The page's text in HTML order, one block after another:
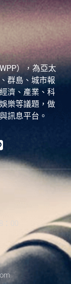
），為亞太
群島、城市報
濟、產業、科
樂等議題，做
訊息平台。
00